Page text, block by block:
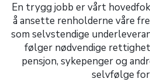
En trygg jobb er vårt
å ansette renholderne våre
som selvstendige
følger nødvendige
pensjon, sykepenger og
selvfølge